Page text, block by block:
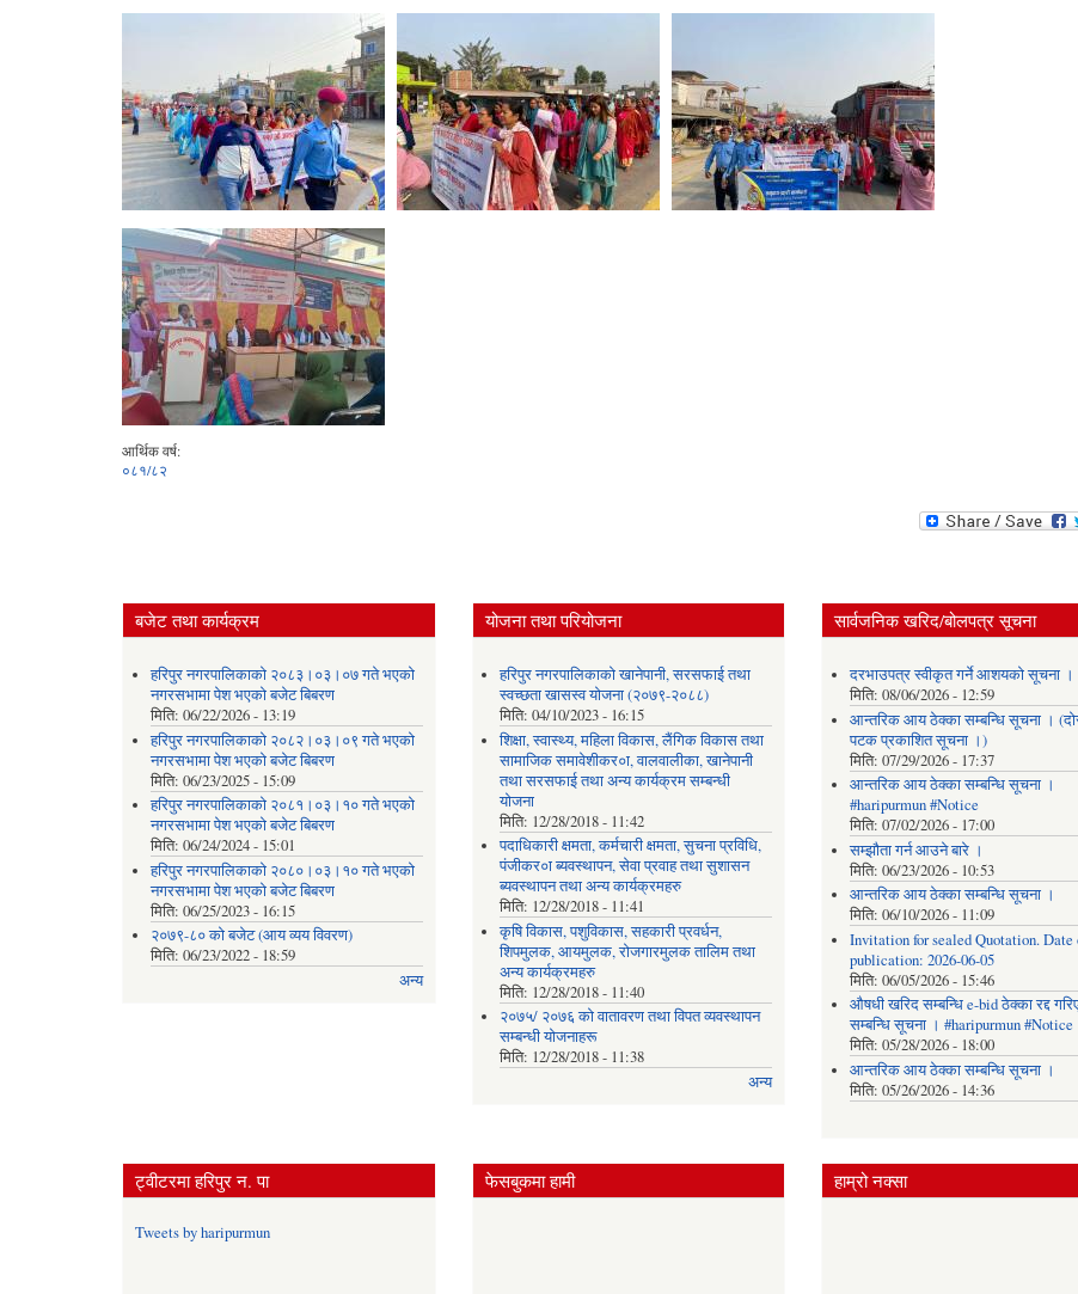
आर्थिक वर्ष:
०८१/८२
बजेट तथा कार्यक्रम
हरिपुर नगरपालिकाको २०८३।०३।०७ गते भएको
नगरसभामा पेश भएको बजेट बिबरण
मिति: 06/22/2026 - 13:19
हरिपुर नगरपालिकाको २०८२।०३।०९ गते भएको
नगरसभामा पेश भएको बजेट बिबरण
मिति: 06/23/2025 - 15:09
हरिपुर नगरपालिकाको २०८१।०३।१० गते भएको
नगरसभामा पेश भएको बजेट बिबरण
मिति: 06/24/2024 - 15:01
हरिपुर नगरपालिकाको २०८०।०३।१० गते भएको
नगरसभामा पेश भएको बजेट बिबरण
मिति: 06/25/2023 - 16:15
२०७९-८० को बजेट (आय व्यय विवरण)
मिति: 06/23/2022 - 18:59
अन्य
योजना तथा परियोजना
हरिपुर नगरपालिकाको खानेपानी, सरसफाई तथा
स्वच्छता खासस्व योजना (२०७९-२०८८)
मिति:04/10/2023 - 16:15
शिक्षा, स्वास्थ्य, महिला विकास, लैंगिक विकास तथा
सामाजिक समावेशीकर०ा, वालवालीका, खानेपानी
तथा सरसफाई तथा अन्य कार्यक्रम सम्बन्धी
योजना
मिति: 12/28/2018 - 11:42
पदाधिकारी क्षमता, कर्मचारी क्षमता, सुचना प्रविधि,
पंजीकर०ा ब्यवस्थापन, सेवा प्रवाह तथा सुशासन
ब्यवस्थापन तथा अन्य कार्यक्रमहरु
मिति: 12/28/2018 - 11:41
कृषि विकास, पशुविकास, सहकारी प्रवर्धन,
शिपमुलक, आयमुलक, रोजगारमुलक तालिम तथा
अन्य कार्यक्रमहरु
मिति: 12/28/2018 - 11:40
२०७५/ २०७६ को वातावरण तथा विपत व्यवस्थापन
सम्बन्धी योजनाहरू
मिति: 12/28/2018 - 11:38
अन्य
सार्वजनिक खरिद/बोलपत्र सूचना
दरभाउपत्र स्वीकृत गर्ने आशयको सूचना ।
मिति: 08/06/2026 - 12:59
आन्तरिक आय ठेक्का सम्बन्धि सूचना ।
पटक प्रकाशित सूचना ।)
मिति: 07/29/2026 - 17:37
आन्तरिक आय ठेक्का सम्बन्धि सूचना ।
#haripurmun #Notice
मिति: 07/02/2026 - 17:00
सम्झौता गर्न आउने बारे ।
मिति: 06/23/2026 - 10:53
आन्तरिक आय ठेक्का सम्बन्धि सूचना ।
मिति: 06/10/2026 - 11:09
Invitation for sealed Quotation. Date
publication: 2026-06-05
मिति: 06/05/2026 - 15:46
औषधी खरिद सम्बन्धि e-bid ठेक्का रद्द
सम्बन्धि सूचना । #haripurmun #Notice
मिति: 05/28/2026 - 18:00
आन्तरिक आय ठेक्का सम्बन्धि सूचना ।
मिति: 05/26/2026 - 14:36
ट्वीटरमा हरिपुर न. पा
Tweets by haripurmun
फेसबुकमा हामी हाम्रो नक्सा